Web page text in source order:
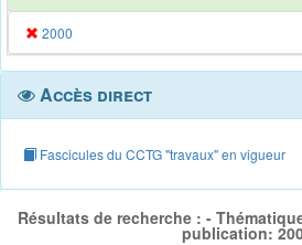
2000
Accès direct
Fascicules du CCTG "travaux" en vigueur
Résultats de recherche : -
publication: